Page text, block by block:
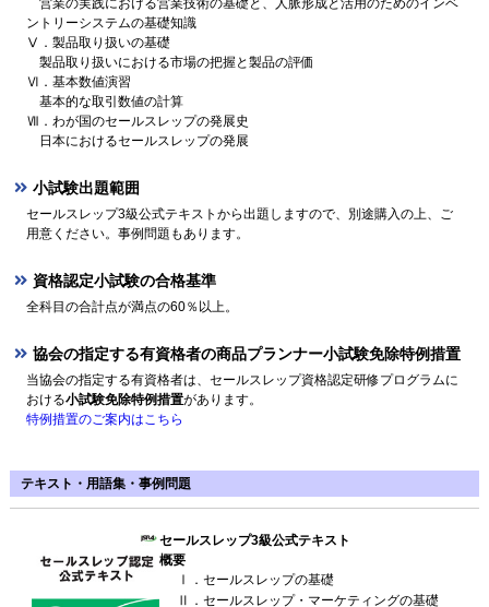
営業の実践における営業技術の基礎と、人脈形成と活用のためのインベ
ントリーシステムの基礎知識
Ⅴ．製品取り扱いの基礎
製品取り扱いにおける市場の把握と製品の評価
Ⅵ．基本数値演習
基本的な取引数値の計算
Ⅶ．わが国のセールスレップの発展史
日本におけるセールスレップの発展
小試験出題範囲
セールスレップ3級公式テキストから出題しますので、別途購入の上、ご
用意ください。事例問題もあります。
資格認定小試験の合格基準
全科目の合計点が満点の60％以上。
協会の指定する有資格者の商品プランナー小試験免除特例措置
当協会の指定する有資格者は、セールスレップ資格認定研修プログラムに
おける小試験免除特例措置があります。
特例措置のご案内はこちら
テキスト・用語集・事例問題
セールスレップ3級公式テキスト
概要
Ⅰ．セールスレップの基礎
Ⅱ．セールスレップ・マーケティングの基礎